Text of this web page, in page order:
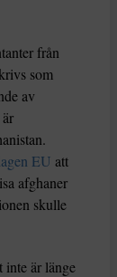
från
som
av
EU att
afghaner
skulle
inte är länge